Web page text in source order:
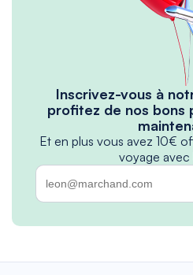
Inscrivez-vous à
profitez de nos bons
Et en plus vous avez 10€
voyage avec